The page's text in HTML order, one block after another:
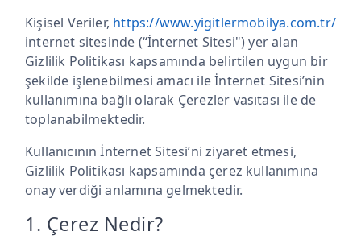
Kişisel Veriler, https://www.yigitlermobilya.com.tr/
internet sitesinde (“İnternet Sitesi") yer alan
Gizlilik Politikası kapsamında belirtilen uygun bir
şekilde işlenebilmesi amacı ile İnternet Sitesi’nin
kullanımına bağlı olarak Çerezler vasıtası ile de
toplanabilmektedir.
Kullanıcının İnternet Sitesi’ni ziyaret etmesi,
Gizlilik Politikası kapsamında çerez kullanımına
onay verdiği anlamına gelmektedir.
1. Çerez Nedir?